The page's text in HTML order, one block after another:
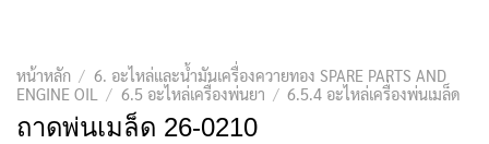
หน้าหลัก / 6. อะไหล่และน้ำมันเครื่องควายทอง SPARE PARTS AND
ENGINE OIL
/ 6.5 อะไหล่เครื่องพ่นยา / 6.5.4 อะไหล่เครื่องพ่นเมล็ด
ถาดพ่นเมล็ด 26-0210